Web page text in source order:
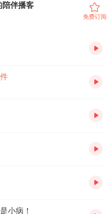
电梯中的神秘遭遇！
金遭遇的灵异事件！
原汁原味的保存与传承
灾难性火灾事件及救援挑战
利大厦十五楼的谜团
机和保安的恐怖遭遇
的救生难题与消防意识的缺
陪伴播客
免费订阅
小病！